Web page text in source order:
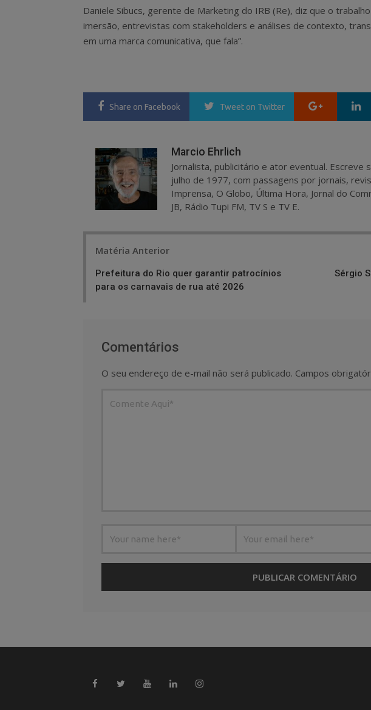
Daniele Sibucs, gerente de Marketing do IRB (Re), diz que o
imersão, entrevistas com stakeholders e análises de contexto,
em uma marca comunicativa, que fala”.
Share on Facebook Tweet on Twitter Google+
Marcio Ehrlich
Jornalista, publicitário e ator eventual. Escreve
julho de 1977, com passagens por jornais,
Imprensa, O Globo, Última Hora, Jornal do
JB, Rádio Tupi FM, TV S e TV E.
Matéria Anterior
Prefeitura do Rio quer garantir patrocínios
para os carnavais de rua até 2026
Sérgio
Comentários
O seu endereço de e-mail não será publicado. Campos